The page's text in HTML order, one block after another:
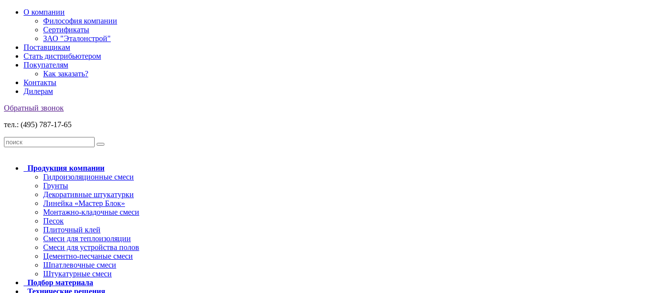
О компании
Философия компании
Сертификаты
ЗАО "Эталонстрой"
Поставщикам
Стать дистрибьютером
Покупателям
Как заказать?
Контакты
Дилерам
Обратный звонок
тел.: (495) 787-17-65
Продукция компании
Гидроизоляционные смеси
Грунты
Декоративные штукатурки
Линейка «Мастер Блок»
Монтажно-кладочные смеси
Песок
Плиточный клей
Смеси для теплоизоляции
Смеси для устройства полов
Цементно-песчаные смеси
Шпатлевочные смеси
Штукатурные смеси
Подбор материала
Технические решения